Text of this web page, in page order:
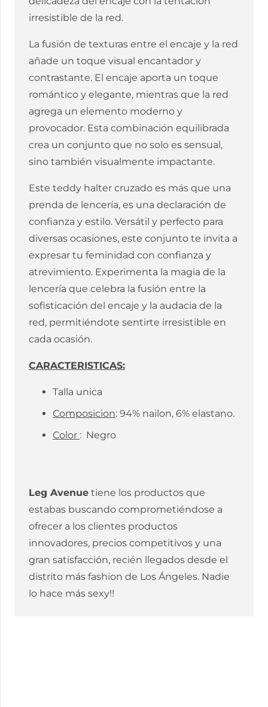
irresistible de la red.
La fusión de texturas entre el encaje y la red
añade un toque visual encantador y
contrastante. El encaje aporta un toque
romántico y elegante, mientras que la red
agrega un elemento moderno y
provocador. Esta combinación equilibrada
crea un conjunto que no solo es sensual,
sino también visualmente impactante.
Este teddy halter cruzado es más que una
prenda de lencería, es una declaración de
confianza y estilo. Versátil y perfecto para
diversas ocasiones, este conjunto te invita a
expresar tu feminidad con confianza y
atrevimiento. Experimenta la magia de la
lencería que celebra la fusión entre la
sofisticación del encaje y la audacia de la
red, permitiéndote sentirte irresistible en
cada ocasión.
CARACTERISTICAS:
Talla unica
Composicion: 94% nailon, 6% elastano.
Color : Negro
Leg Avenue tiene los productos que
estabas buscando comprometiéndose a
ofrecer a los clientes productos
innovadores, precios competitivos y una
gran satisfacción, recién llegados desde el
distrito más fashion de Los Ángeles. Nadie
lo hace más sexy!!